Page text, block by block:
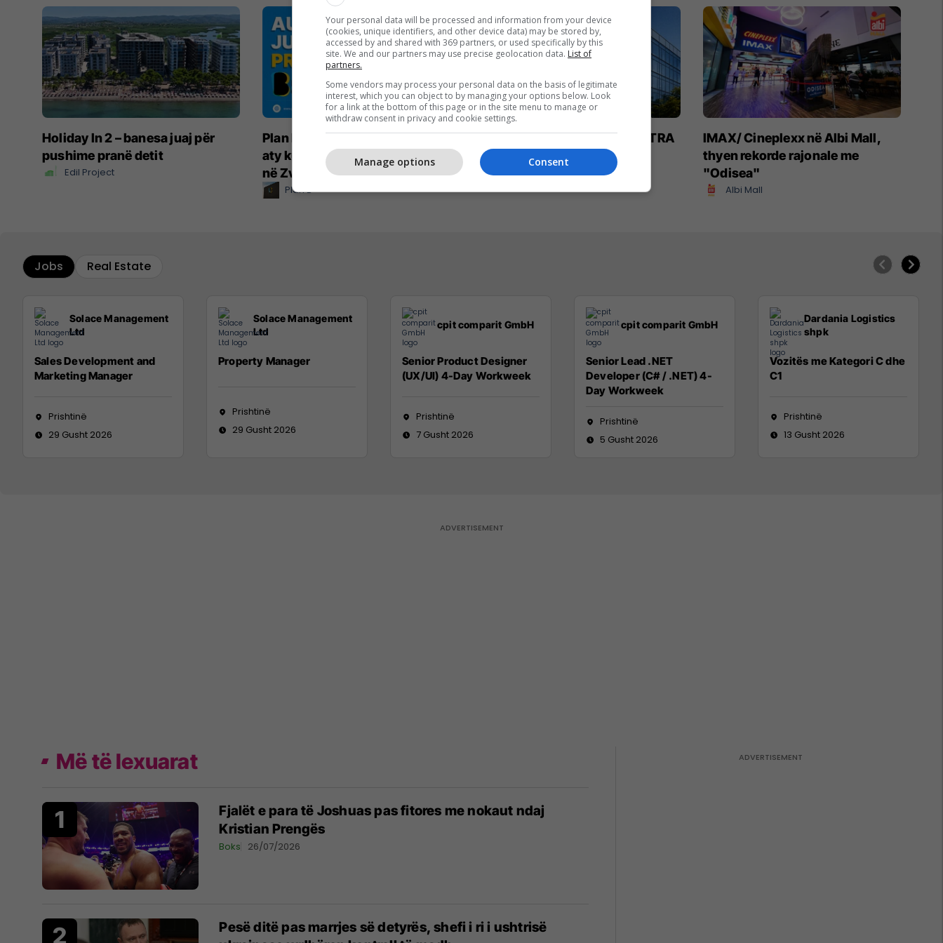
Holiday In 2 – banesa juaj për
pushime pranë detit
Edil Project
Plan B – reklamoni biznesin tuaj
aty ku është audienca shqiptare
në Zvicër
Plan B
Sigurimi i biznesit me NOVATRA
Vermögensberatung AG
IMAX/ Cineplexx në Albi Mall,
thyen rekorde rajonale me
"Odisea"
Albi Mall
Jobs Real Estate
Solace Management
Ltd
Sales Development and
Marketing Manager
Prishtinë
29 Gusht 2026
Solace Management
Ltd
Property Manager
Prishtinë
29 Gusht 2026
cpit comparit GmbH
Senior Product Designer
(UX/UI) 4-Day Workweek
Prishtinë
7 Gusht 2026
cpit comparit GmbH
Senior Lead .NET
Developer (C# / .NET) 4-
Day Workweek
Prishtinë
5 Gusht 2026
Dardania Logistics
shpk
Vozitës me Kategori C dhe
C1
Prishtinë
13 Gusht 2026
Më të lexuarat
Fjalët e para të Joshuas pas fitores me nokaut ndaj
Kristian Prengës
Boks 26/07/2026
Pesë ditë pas marrjes së detyrës, shefi i ri i ushtrisë
Your personal data will be processed and information from your device
(cookies, unique identifiers, and other device data) may be stored by,
accessed by and shared with 369 partners, or used specifically by this
site. We and our partners may use precise geolocation data. List of
partners.
Some vendors may process your personal data on the basis of legitimate
interest, which you can object to by managing your options below. Look
for a link at the bottom of this page or in the site menu to manage or
withdraw consent in privacy and cookie settings.
Consent
Manage options